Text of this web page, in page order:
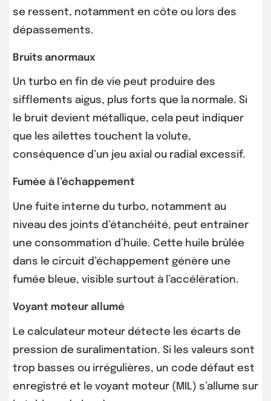
se ressent, notamment en côte ou lors des
dépassements.
Bruits anormaux
Un turbo en fin de vie peut produire des
sifflements aigus, plus forts que la normale. Si
le bruit devient métallique, cela peut indiquer
que les ailettes touchent la volute,
conséquence d’un jeu axial ou radial excessif.
Fumée à l’échappement
Une fuite interne du turbo, notamment au
niveau des joints d’étanchéité, peut entraîner
une consommation d’huile. Cette huile brûlée
dans le circuit d’échappement génère une
fumée bleue, visible surtout à l’accélération.
Voyant moteur allumé
Le calculateur moteur détecte les écarts de
pression de suralimentation. Si les valeurs sont
trop basses ou irrégulières, un code défaut est
enregistré et le voyant moteur (MIL) s’allume sur